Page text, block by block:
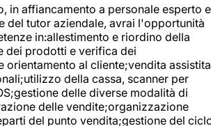
in affiancamento a personale esperto e
del tutor aziendale, avrai l'opportunità
in:allestimento e riordino della
dei prodotti e verifica dei
orientamento al cliente;vendita assistita
della cassa, scanner per
delle diverse modalità di
delle vendite;organizzazione
del punto vendita;gestione del